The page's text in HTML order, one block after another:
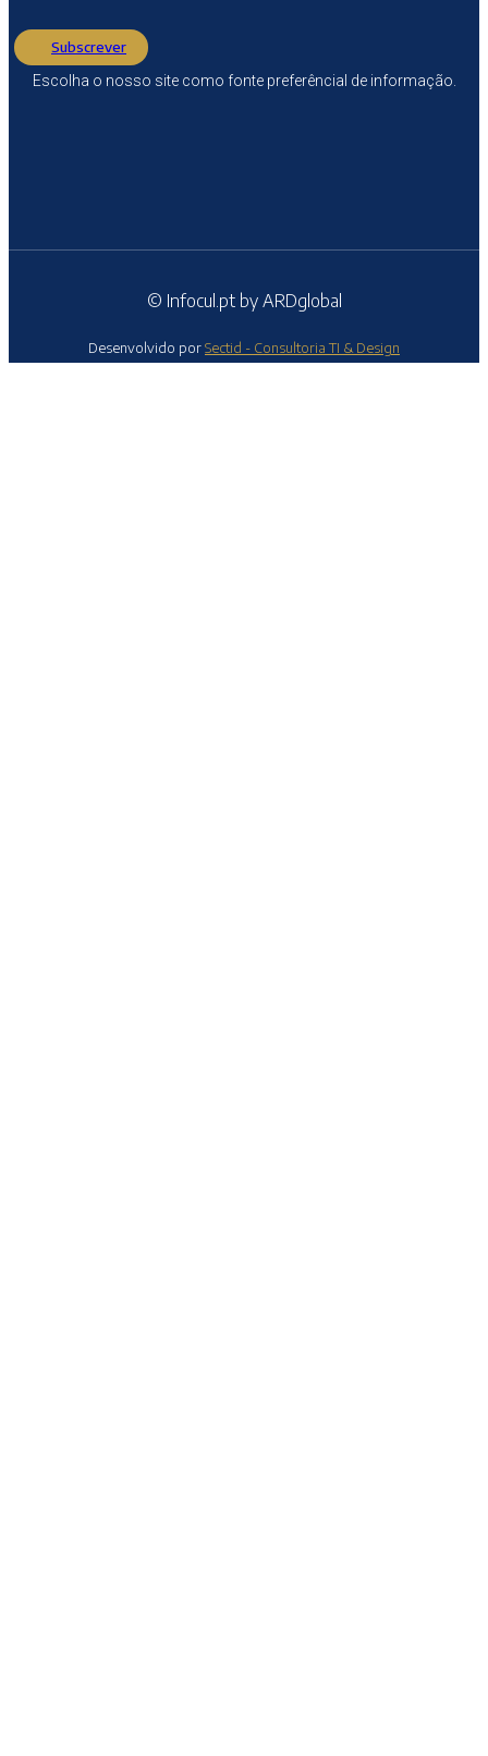
Subscrever
Escolha o nosso site como fonte preferêncial de informação.
© Infocul.pt by ARDglobal
Desenvolvido porSectid - Consultoria TI & Design